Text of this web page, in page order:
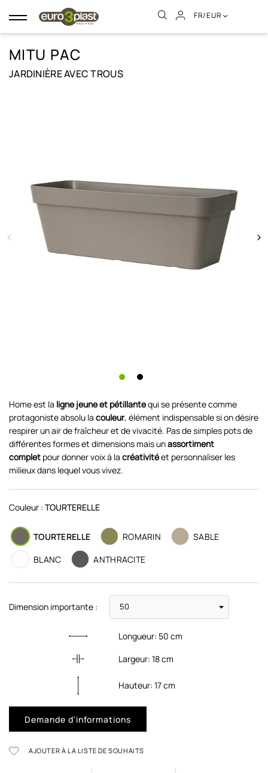
Basculer
la
FR/EUR
MITU PAC
JARDINIÈRE AVEC TROUS
Home est la ligne jeune et pétillantequi se présente comme
protagoniste absolu la couleur, élément indispensable si on désire
respirer un air de fraîcheur et de vivacité. Pas de simples pots de
différentes formes et dimensions mais unassortiment
complet pour donner voix à la créativitéet personnaliser les
milieux dans lequel vous vivez.
Couleur : TOURTERELLE
TOURTERELLE ROMARIN
SABLE
BLANC
ANTHRACITE
Dimension importante :
Longueur: 50 cm
Largeur:18cm
Hauteur:17cm
Demande d'informations
AJOUTER À LA LISTE DE SOUHAITS